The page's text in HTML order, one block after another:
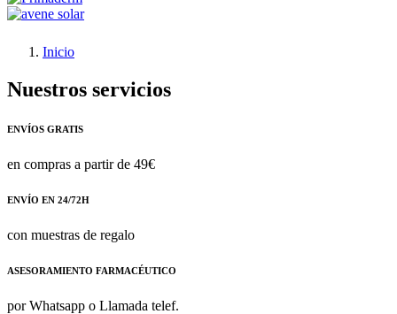
Inicio
Nuestros servicios
ENVÍOS GRATIS
en compras a partir de 49€
ENVÍO EN 24/72H
con muestras de regalo
ASESORAMIENTO FARMACÉUTICO
por Whatsapp o Llamada telef.